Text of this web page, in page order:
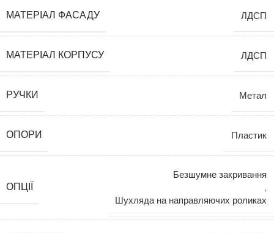
МАТЕРІАЛ ФАСАДУ ЛДСП
МАТЕРІАЛ КОРПУСУ ЛДСП
РУЧКИ Метал
ОПОРИ Пластик
ОПЦІЇ
Безшумне закривання
,
Шухляда на направляючих роликах